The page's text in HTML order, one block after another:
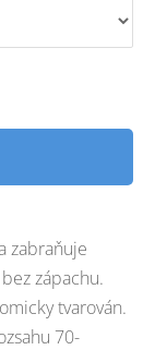
zabraňuje
zápachu.
tvarován.
70-